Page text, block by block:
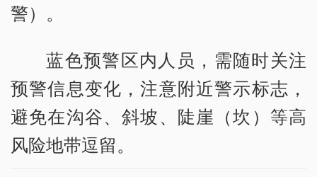
警）。
蓝色预警区内人员，需随时关注
预警信息变化，注意附近警示标志，
避免在沟谷、斜坡、陡崖（坎）等高
风险地带逗留。